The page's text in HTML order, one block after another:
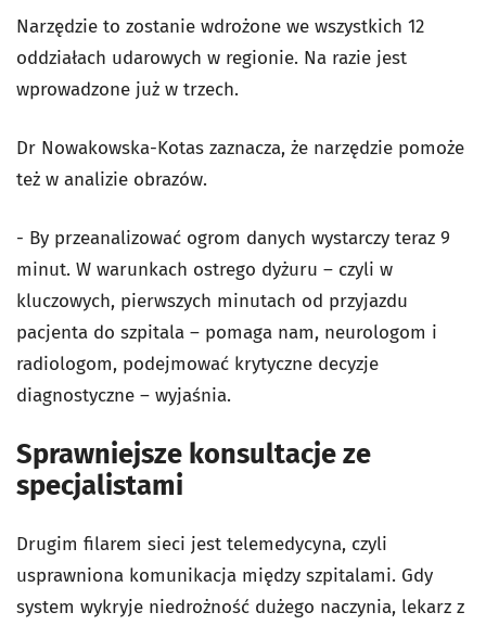
Narzędzie to zostanie wdrożone we wszystkich 12
oddziałach udarowych w regionie. Na razie jest
wprowadzone już w trzech.
Dr Nowakowska-Kotas zaznacza, że narzędzie pomoże
też w analizie obrazów.
- By przeanalizować ogrom danych wystarczy teraz 9
minut. W warunkach ostrego dyżuru – czyli w
kluczowych, pierwszych minutach od przyjazdu
pacjenta do szpitala – pomaga nam, neurologom i
radiologom, podejmować krytyczne decyzje
diagnostyczne – wyjaśnia.
Sprawniejsze konsultacje ze
specjalistami
Drugim filarem sieci jest telemedycyna, czyli
usprawniona komunikacja między szpitalami. Gdy
system wykryje niedrożność dużego naczynia, lekarz z